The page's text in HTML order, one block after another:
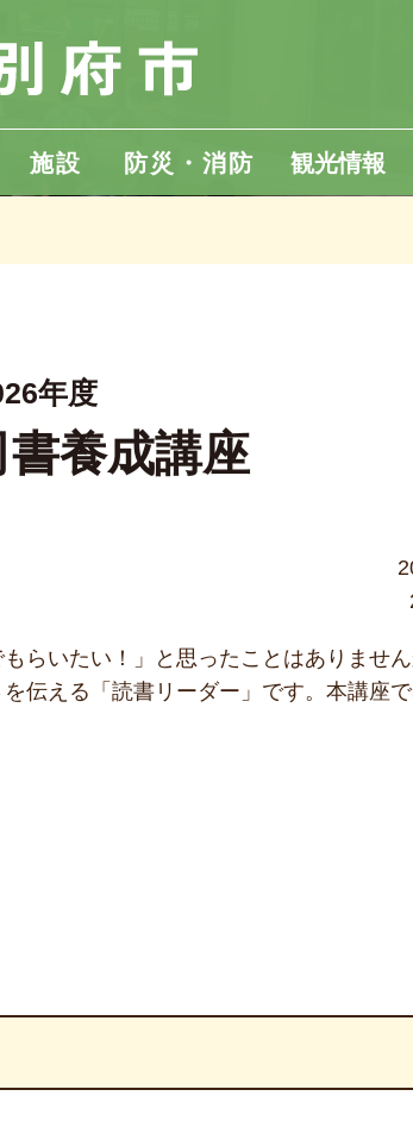
施設 防災・消防 観光情報
年度
養成講座
らいたい！」と思ったことはありません
伝える「読書リーダー」です。本講座